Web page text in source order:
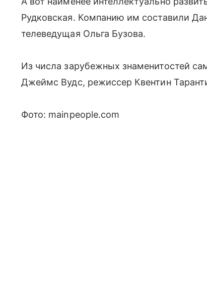
Рудковская. Компанию им составили
телеведущая Ольга Бузова.
Из числа зарубежных знаменитостей
Джеймс Вудс, режиссер Квентин
Фото: mainpeople.com